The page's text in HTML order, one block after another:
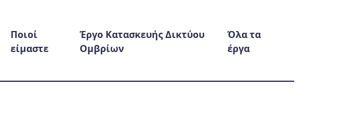
Ποιοί
είμαστε
Έργο Κατασκευής Δικτύου
Ομβρίων
Όλα τα
έργα